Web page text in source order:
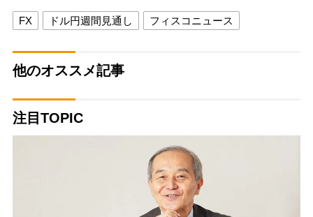
FX ドル円週間見通し フィスコニュース
他のオススメ記事
注目TOPIC